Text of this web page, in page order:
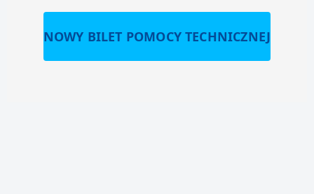
NOWY BILET POMOCY TECHNICZNEJ